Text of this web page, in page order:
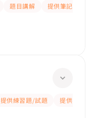
題目講解 提供筆記
提供練習題/試題
提供筆記